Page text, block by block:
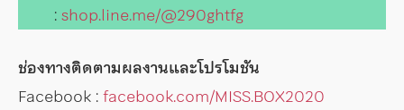
:shop.line.me/@290ghtfg
ช่องทางติดตามผลงานและโปรโมชัน
Facebook :facebook.com/MISS.BOX2020